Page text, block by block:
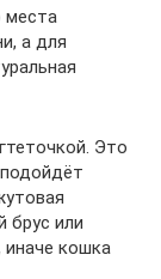
места
а для
Это
брус или
кошка